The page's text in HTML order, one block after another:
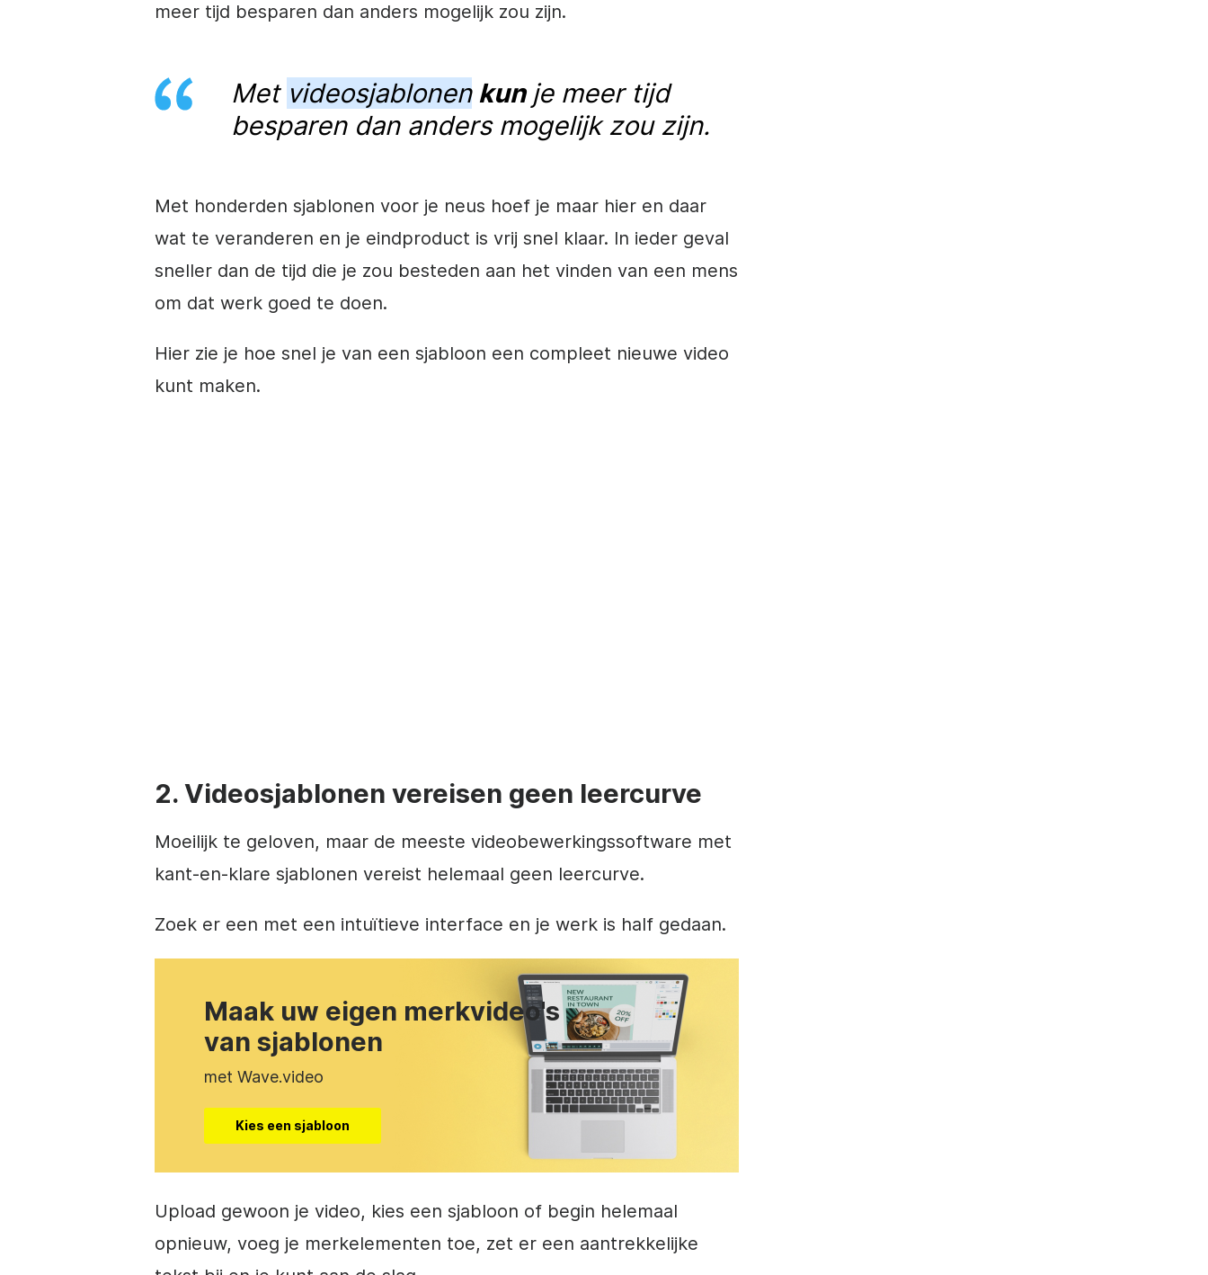
meer tijd besparen dan anders mogelijk zou zijn.
Met videosjablonenkun je meer tijd
besparen dan anders mogelijk zou zijn.
Met honderden sjablonen voor je neus hoef je maar hier en daar
wat te veranderen en je eindproduct is vrij snel klaar. In ieder geval
sneller dan de tijd die je zou besteden aan het vinden van een mens
om dat werk goed te doen.
Hier zie je hoe snel je van een sjabloon een compleet nieuwe video
kunt maken.
2. Videosjablonen vereisen geen leercurve
Moeilijk te geloven, maar de meeste videobewerkingssoftware met
kant-en-klare sjablonen vereist helemaal geen leercurve.
Zoek er een met een intuïtieve interface en je werk is half gedaan.
Maak uw eigen merkvideo's
van sjablonen
met Wave.video
Kies een sjabloon
Upload gewoon je video, kies een sjabloon of begin helemaal
opnieuw, voeg je merkelementen toe, zet er een aantrekkelijke